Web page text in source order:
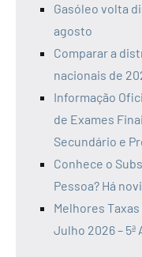
Gasóleo volta
agosto
Comparar a
nacionais de
Informação
de Exames
Secundário e
Conhece o
Pessoa? Há
Melhores
Julho 2026 – 5ª